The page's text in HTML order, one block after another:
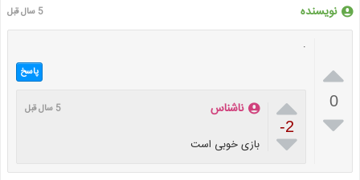
نویسنده 5 سال قبل

0

.
پاسخ

-2

ناشناس 5 سال قبل
بازی خوبی است